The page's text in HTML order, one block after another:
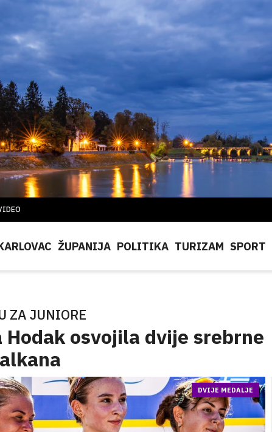
ŽUPANIJA POLITIKA TURIZAM SPORT
ZA JUNIORE
osvojila dvije srebrne
DVIJE MEDALJE